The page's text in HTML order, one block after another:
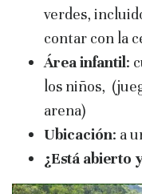
verdes,
contar con la
Área infantil:
los niños,
arena)
Ubicación: a
¿Está abierto